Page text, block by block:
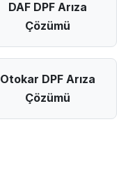
DAF DPF Arıza
Çözümü
Otokar DPF Arıza
Çözümü